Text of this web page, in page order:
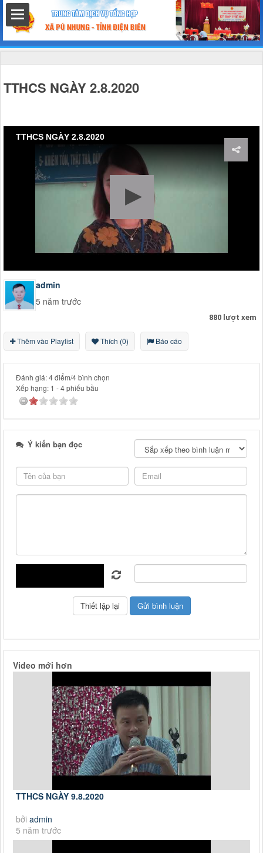
chính
TTHCS NGÀY 2.8.2020
TTHCS NGÀY 2.8.2020
admin
5 năm trước
880 lượt xem
Thêm vào Playlist Thích (0) Báo cáo
Đánh giá: 4 điểm/4 bình chọn
Xếp hạng: 1 -4phiếu bầu
Ý kiến bạn đọc
Video mới hơn
TTHCS NGÀY 9.8.2020
bởi admin
5 năm trước